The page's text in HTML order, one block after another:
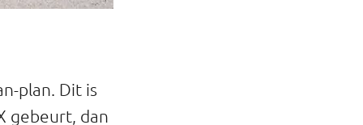
plan. Dit is
gebeurt, dan